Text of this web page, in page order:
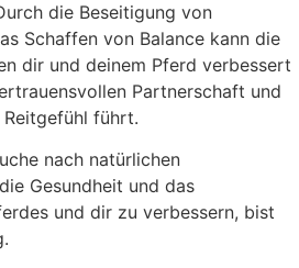
die Beseitigung von
Schaffen von Balance kann die
dir und deinem Pferd verbessert
Partnerschaft und
führt.
nach natürlichen
Gesundheit und das
und dir zu verbessern, bist